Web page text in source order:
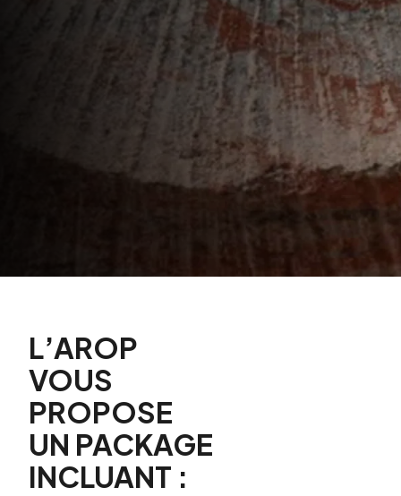
L’AROP
VOUS
PROPOSE
UN PACKAGE
INCLUANT :